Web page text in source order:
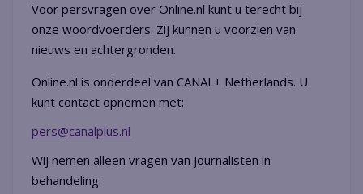
Voor persvragen over Online.nl kunt u terecht bij
onze woordvoerders. Zij kunnen u voorzien van
nieuws en achtergronden.
Online.nl is onderdeel van CANAL+ Netherlands. U
kunt contact opnemen met:
pers@canalplus.nl
Wij nemen alleen vragen van journalisten in
behandeling.